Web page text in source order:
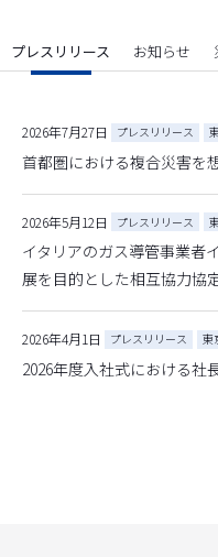
プレスリリース お知らせ
2026年7月27日 プレスリリース
首都圏における複合災害を
2026年5月12日 プレスリリース
イタリアのガス導管事業者
展を目的とした相互協力協
2026年4月1日 プレスリリース 東
2026年度入社式における社